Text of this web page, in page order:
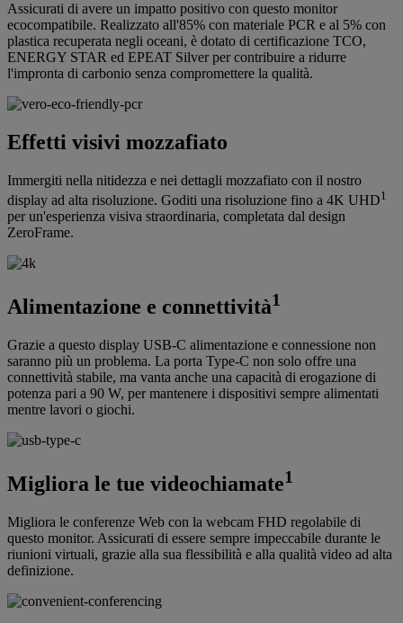
Assicurati di avere un impatto positivo con questo monitor
ecocompatibile. Realizzato all'85% con materiale PCR e al 5% con
plastica recuperata negli oceani, è dotato di certificazione TCO,
ENERGY STAR ed EPEAT Silver per contribuire a ridurre
l'impronta di carbonio senza compromettere la qualità.
Effetti visivi mozzafiato
Immergiti nella nitidezza e nei dettagli mozzafiato con il nostro
display ad alta risoluzione. Goditi una risoluzione fino a 4K UHD1
per un'esperienza visiva straordinaria, completata dal design
ZeroFrame.
Alimentazione e connettività1
Grazie a questo display USB-C alimentazione e connessione non
saranno più un problema. La porta Type-C non solo offre una
connettività stabile, ma vanta anche una capacità di erogazione di
potenza pari a 90 W, per mantenere i dispositivi sempre alimentati
mentre lavori o giochi.
Migliora le tue videochiamate1
Migliora le conferenze Web con la webcam FHD regolabile di
questo monitor. Assicurati di essere sempre impeccabile durante le
riunioni virtuali, grazie alla sua flessibilità e alla qualità video ad alta
definizione.